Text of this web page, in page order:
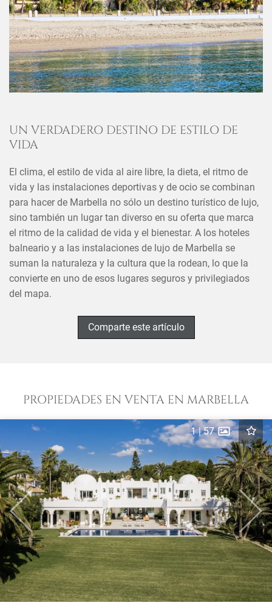
UN VERDADERO DESTINO DE ESTILO DE
VIDA
El clima, el estilo de vida al aire libre, la dieta, el ritmo de
vida y las instalaciones deportivas y de ocio se combinan
para hacer de Marbella no sólo un destino turístico de lujo,
sino también un lugar tan diverso en su oferta que marca
el ritmo de la calidad de vida y el bienestar. A los hoteles
balneario y a las instalaciones de lujo de Marbella se
suman la naturaleza y la cultura que la rodean, lo que la
convierte en uno de esos lugares seguros y privilegiados
del mapa.
Comparte este artículo
PROPIEDADES EN VENTA EN MARBELLA
Previous Next
1|57